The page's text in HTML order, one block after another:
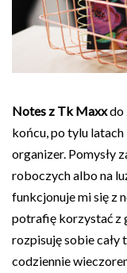
Notes z Tk Maxxdo
końcu, po tylu
organizer. Pomysły
roboczych albo na
funkcjonuje mi się z
potrafię korzystać z
rozpisuję sobie
codziennie